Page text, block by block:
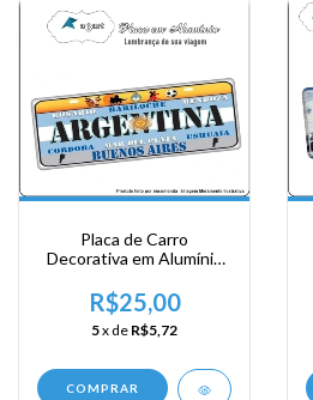
Placa de Carro
Decorativa em Alumínio
a Argentina
R$25,00
5x de R$5,72
COMPRAR